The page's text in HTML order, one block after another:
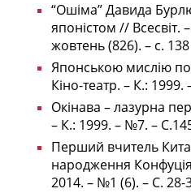
“Ошіма” Давида
японістом // Всесвіт.
жовтень (826). – с.
Японською мислію
Кіно-театр. – К.:
Окінава – лазурна
– К.: 1999. – №7. –
Перший вчитель
народження
2014. – №1 (6). – С. 28-